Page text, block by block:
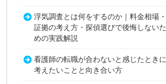
浮気調査とは何をするのか｜料金相場・
証拠の考え方・探偵選びで後悔しないた
めの実践解説
看護師の転職が合わないと感じたときに
考えたいことと向き合い方